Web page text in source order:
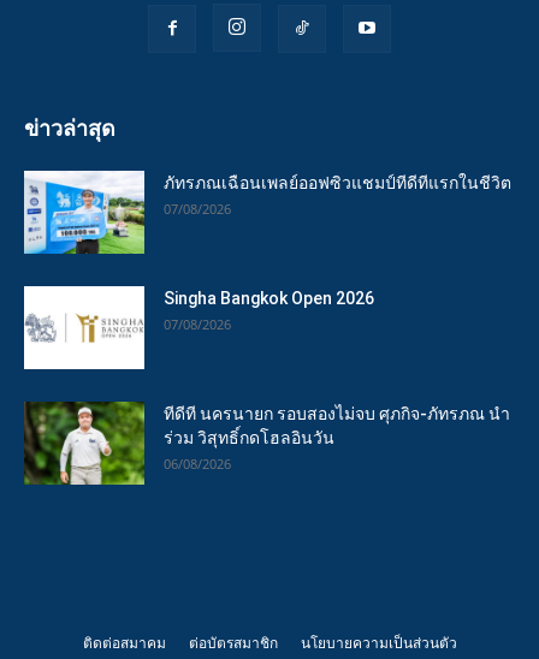
ข่าวล่าสุด
ภัทรภณเฉือนเพลย์ออฟซิวแชมป์ทีดีทีแรกในชีวิต
07/08/2026
Singha Bangkok Open 2026
07/08/2026
ทีดีที นครนายก รอบสองไม่จบ ศุภกิจ-ภัทรภณ นำ
ร่วม วิสุทธิ์กดโฮลอินวัน
06/08/2026
ติดต่อสมาคม ต่อบัตรสมาชิก นโยบายความเป็นส่วนตัว